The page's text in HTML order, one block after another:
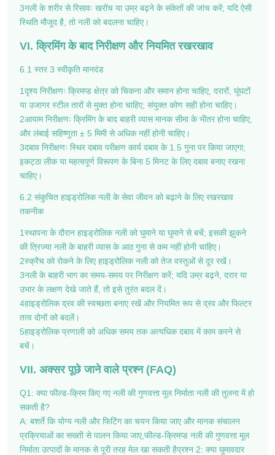
3नली के शरीर से रिसावः खरोंच या उम्र बढ़ने के संकेतों की जांच करें; यदि ऐसी
स्थिति मौजूद है, तो नली को बदलना चाहिए।
VI. क्रिमिंग के बाद निरीक्षण और नियमित रखरखाव
6.1 स्तर 3 स्वीकृति मानदंड
1दृश्य निरीक्षणः क्रिमप्ड क्षेत्र को चिकना और समान होना चाहिए, दरारों, घूंघटों
या उजागर स्टील तारों से मुक्त होना चाहिए; संयुक्त कोण सही होना चाहिए।
2आयाम निरीक्षणः क्रिमिंग के बाद बाहरी व्यास मानक सीमा के भीतर होना चाहिए,
और लंबाई सहिष्णुता ± 5 मिमी से अधिक नहीं होनी चाहिए।
3दबाव निरीक्षणः स्थिर दबाव परीक्षण कार्य दबाव के 1.5 गुना पर किया जाएगा;
इकट्ठा लीक या महत्वपूर्ण विरूपण के बिना 5 मिनट के लिए दबाव बनाए रखना
चाहिए।
6.2 संकुचित हाइड्रोलिक नली के सेवा जीवन को बढ़ाने के लिए रखरखाव
तकनीक
1स्थापना के दौरान हाइड्रोलिक नली को घुमाने या घुमाने से बचें; इसकी झुकने
की त्रिज्या नली के बाहरी व्यास के आठ गुना से कम नहीं होनी चाहिए।
2स्क्रैच को रोकने के लिए हाइड्रोलिक नली को तेज वस्तुओं से दूर रखें।
3नली के बाहरी भाग का समय-समय पर निरीक्षण करें; यदि उम्र बढ़ने, दरार या
उभार के लक्षण देखे जाते हैं, तो इसे तुरंत बदल दें।
4हाइड्रोलिक द्रव की स्वच्छता बनाए रखें और नियमित रूप से द्रव और फिल्टर
तत्व दोनों को बदलें।
5हाइड्रोलिक प्रणाली को अधिक समय तक अत्यधिक दबाव में काम करने से
बचें।
VII. अक्सर पूछे जाने वाले प्रश्न (FAQ)
Q1: क्या फील्ड-क्रिम किए गए नली की गुणवत्ता मूल निर्माता नली की तुलना में हो
सकती है?
A: बशर्ते कि योग्य नली और फिटिंग का चयन किया जाए और मानक संचालन
प्रक्रियाओं का सख्ती से पालन किया जाए,फील्ड-क्रिमप्ड नली की गुणवत्ता मूल
निर्माता उत्पादों के मानक से पूरी तरह मेल खा सकती हैप्रश्न 2: क्या घुमावदार